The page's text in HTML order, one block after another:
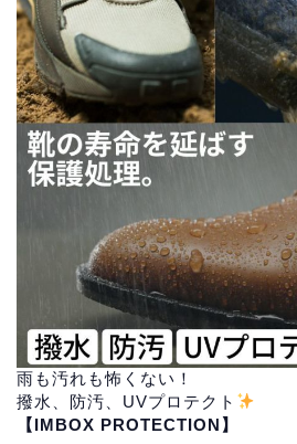
雨も汚れも怖くない！
撥水、防汚、UVプロテクト
【IMBOX PROTECTION】